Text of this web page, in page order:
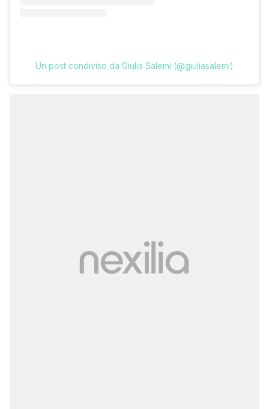
Un post condiviso da Giulia Salemi (@giuliasalemi)